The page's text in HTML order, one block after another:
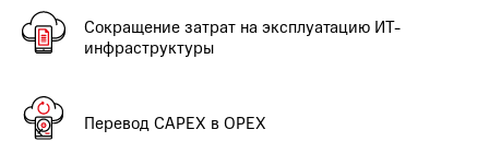
Сокращение затрат на эксплуатацию ИТ-
инфраструктуры
Перевод CAPEX в OPEX